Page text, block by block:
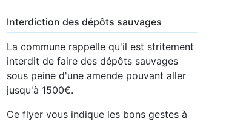
Interdiction des dépôts sauvages
La commune rappelle qu'il est stritement
interdit de faire des dépôts sauvages
sous peine d'une amende pouvant aller
jusqu'à 1500€.
Ce flyer vous indique les bons gestes à